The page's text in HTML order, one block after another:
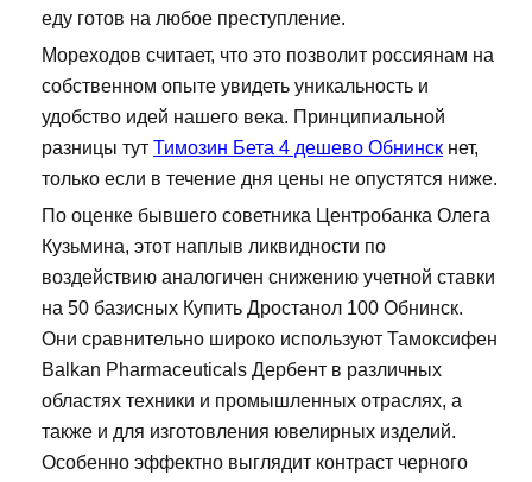
еду готов на любое преступление.
Мореходов считает, что это позволит россиянам на
собственном опыте увидеть уникальность и
удобство идей нашего века. Принципиальной
разницы тут Тимозин Бета 4 дешево Обнинск нет,
только если в течение дня цены не опустятся ниже.
По оценке бывшего советника Центробанка Олега
Кузьмина, этот наплыв ликвидности по
воздействию аналогичен снижению учетной ставки
на 50 базисных Купить Дростанол 100 Обнинск.
Они сравнительно широко используют Тамоксифен
Balkan Pharmaceuticals Дербент в различных
областях техники и промышленных отраслях, а
также и для изготовления ювелирных изделий.
Особенно эффектно выглядит контраст черного